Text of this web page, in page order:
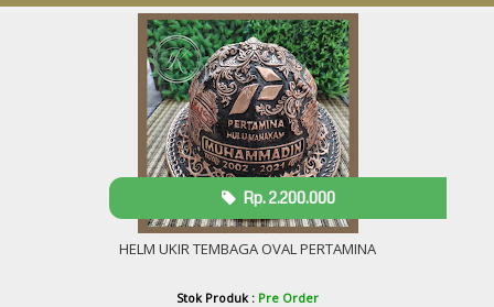
HELM UKIR TEMBAGA OVAL PERTAMINA
Rp. 2.200.000
Stok Produk : Pre Order